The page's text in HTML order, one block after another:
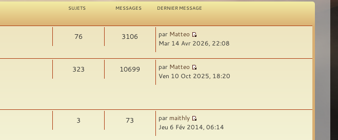
SUJETS MESSAGES DERNIER MESSAGE
76 3106 par Matteo
Mar 14 Avr 2026, 22:08
323 10699 par Matteo
Ven 10 Oct 2025, 18:20
3 73 par maithly
Jeu 6 Fév 2014, 06:14